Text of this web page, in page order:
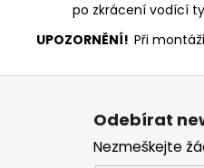
po zkrácení vodící
UPOZORNĚNÍ! Při
Z
Odebírat
Nezmeškejte